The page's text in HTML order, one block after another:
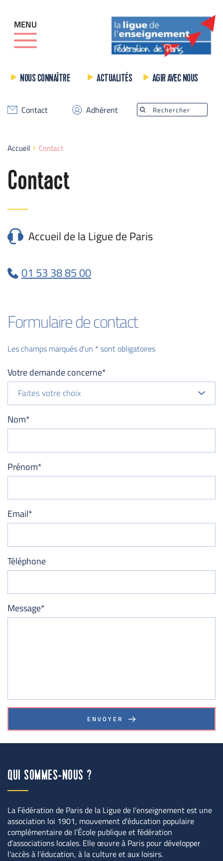
MENU
NOUS CONNAÎTRE ACTUALITÉS AGIR AVEC NOUS
Contact Adhérent Rechercher
Accueil Contact
Contact
Accueil de la Ligue de Paris
01 53 38 85 00
Formulaire de contact
Les champs marqués d'un * sont obligatoires
Votre demande concerne*
Faites votre choix
Nom*
Prénom*
Email*
Téléphone
Message*
ENVOYER
QUI SOMMES-NOUS ?
La Fédération de Paris de la Ligue de l’enseignement est une
association loi 1901, mouvement d'éducation populaire
complémentaire de l’École publique et fédération
d’associations locales. Elle œuvre à Paris pour développer
l'accès à l’éducation, à la culture et aux loisirs.